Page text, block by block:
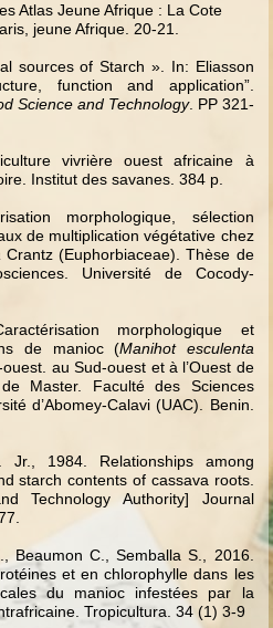
Atlas Jeune Afrique : La Cote
jeune Afrique.20-21.
sources of Starch ». In: Eliasson
function and application”.
Science and Technology. PP 321-
vivrière ouest africaine à
Institut des savanes. 384 p.
morphologique, sélection
de multiplication végétative chez
Crantz (Euphorbiaceae). Thèse de
Université de Cocody-
morphologique et
de manioc(Manihot esculenta
au Sud-ouest et à l’Ouest de
Master. Faculté des Sciences
d’Abomey-Calavi (UAC). Benin.
Jr., 1984. Relationships among
starch contents of cassava roots.
Technology Authority] Journal
Beaumon C., Semballa S., 2016.
et en chlorophylle dans les
du manioc infestées par la
Tropicultura. 34 (1) 3-9